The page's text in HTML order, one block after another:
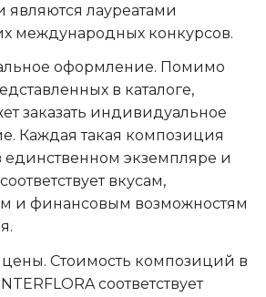
являются лауреатами
международных конкурсов.
оформление. Помимо
в каталоге,
заказать индивидуальное
Каждая такая композиция
единственном экземпляре и
вкусам,
и финансовым возможностям
Стоимость композиций в
соответствует